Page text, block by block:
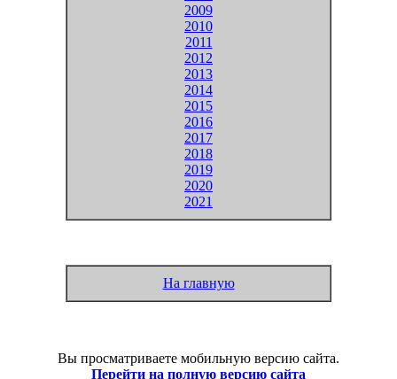
2009
2010
2011
2012
2013
2014
2015
2016
2017
2018
2019
2020
2021
На главную
Вы просматриваете мобильную версию сайта.
Перейти на полную версию сайта